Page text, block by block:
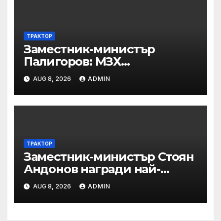
ТРАКТОР
Заместник-министър
Палигоров: МЗХ
предприема комплекс от
мерки за възстановяване на
горите от съхненето и на
полезащитните пояси в
AUG 8, 2026 ADMIN
ТРАКТОР
Заместник-министър Стоян
Андонов награди най-
заслужилите спортисти на
ОСК “Левски”
AUG 8, 2026 ADMIN